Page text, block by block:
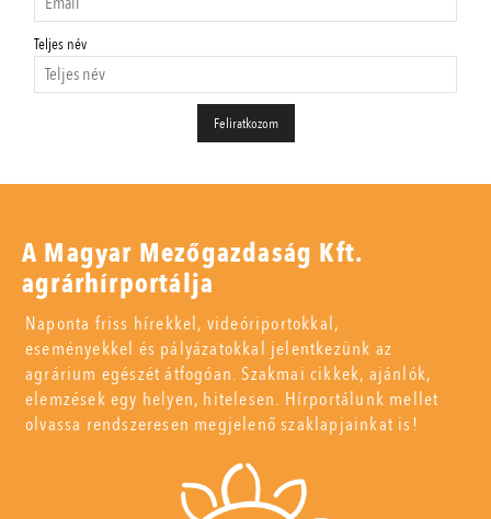
Teljes név
A Magyar Mezőgazdaság Kft.
agrárhírportálja
Naponta friss hírekkel, videóriportokkal,
eseményekkel és pályázatokkal jelentkezünk az
agrárium egészét átfogóan. Szakmai cikkek, ajánlók,
elemzések egy helyen, hitelesen. Hírportálunk mellet
olvassa rendszeresen megjelenő szaklapjainkat is!